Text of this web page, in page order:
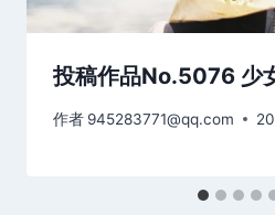
投稿作品No.5076 少
作者 945283771@qq.com